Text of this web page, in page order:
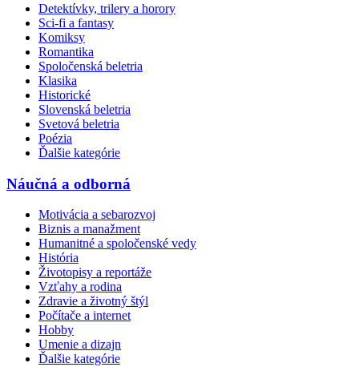
Detektívky, trilery a horory
Sci-fi a fantasy
Komiksy
Romantika
Spoločenská beletria
Klasika
Historické
Slovenská beletria
Svetová beletria
Poézia
Ďalšie kategórie
Náučná a odborná
Motivácia a sebarozvoj
Biznis a manažment
Humanitné a spoločenské vedy
História
Životopisy a reportáže
Vzťahy a rodina
Zdravie a životný štýl
Počítače a internet
Hobby
Umenie a dizajn
Ďalšie kategórie